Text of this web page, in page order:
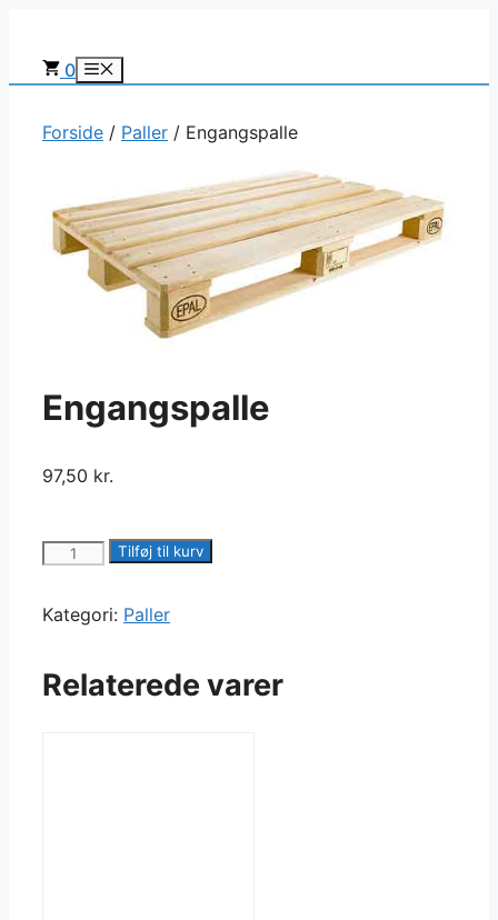
indhold0 Menu
Forside / Paller / Engangspalle
Engangspalle
97,50 kr.
EngangspalleTilføj til kurv
Kategori: Paller
Relaterede varer